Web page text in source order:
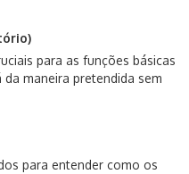
para as funções básicas
maneira pretendida sem
para entender como os